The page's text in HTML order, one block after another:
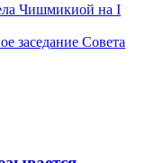
Чишмикиой на I
заседание Совета